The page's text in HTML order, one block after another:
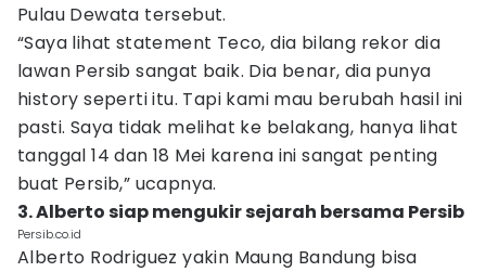
Pulau Dewata tersebut.
“Saya lihat statement Teco, dia bilang rekor dia
lawan Persib sangat baik. Dia benar, dia punya
history seperti itu. Tapi kami mau berubah hasil ini
pasti. Saya tidak melihat ke belakang, hanya lihat
tanggal 14 dan 18 Mei karena ini sangat penting
buat Persib,” ucapnya.
3. Alberto siap mengukir sejarah bersama Persib
Persib.co.id
Alberto Rodriguez yakin Maung Bandung bisa